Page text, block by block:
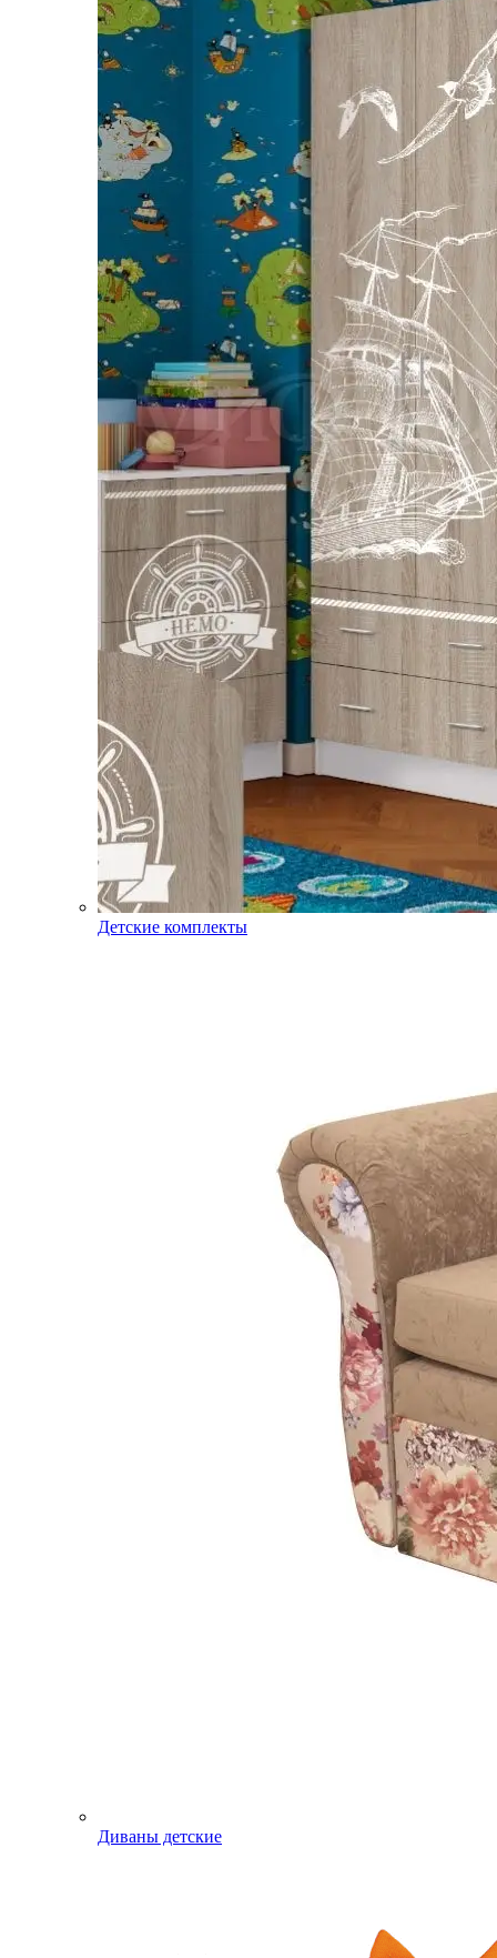
Детские комплекты
Диваны детские